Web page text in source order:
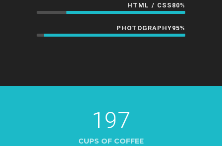
HTML / CSS80%
PHOTOGRAPHY95%
197
CUPS OF COFFEE